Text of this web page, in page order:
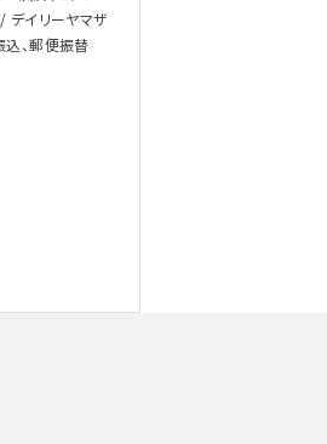
デイリーヤマザ
込、郵便振替